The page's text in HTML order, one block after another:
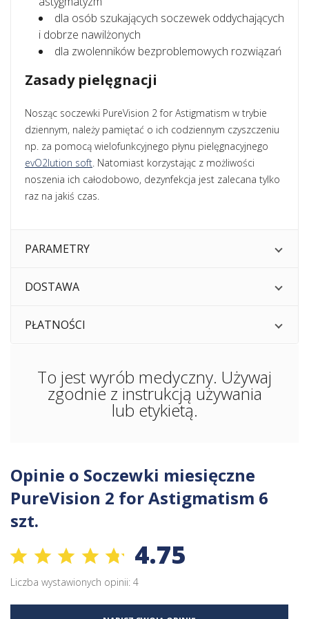
PARAMETRY
DOSTAWA
PŁATNOŚCI
dla osób szukających soczewek oddychających
i dobrze nawilżonych
dla zwolenników bezproblemowych rozwiązań
Zasady pielęgnacji
Nosząc soczewki PureVision 2 for Astigmatism w trybie
dziennym, należy pamiętać o ich codziennym czyszczeniu
np. za pomocą wielofunkcyjnego płynu pielęgnacyjnego
evO2lution soft. Natomiast korzystając z możliwości
noszenia ich całodobowo, dezynfekcja jest zalecana tylko
raz na jakiś czas.
To jest wyrób medyczny. Używaj
zgodnie z instrukcją używania
lub etykietą.
Opinie o Soczewki miesięczne
PureVision 2 for Astigmatism 6
szt.
4.75
Liczba wystawionych opinii: 4